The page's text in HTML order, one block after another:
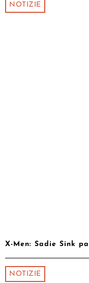
NOTIZIE
X-Men: Sadie Sink
NOTIZIE